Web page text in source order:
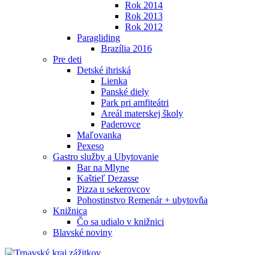
Rok 2014
Rok 2013
Rok 2012
Paragliding
Brazília 2016
Pre deti
Detské ihriská
Lienka
Panské diely
Park pri amfiteátri
Areál materskej školy
Paderovce
Maľovanka
Pexeso
Gastro služby a Ubytovanie
Bar na Mlyne
Kaštieľ Dezasse
Pizza u sekerovcov
Pohostinstvo Remenár + ubytovňa
Knižnica
Čo sa udialo v knižnici
Blavské noviny